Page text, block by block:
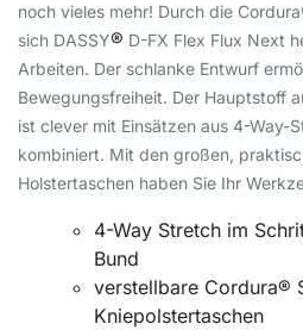
noch vieles mehr! Durch die
sich DASSY® D-FX Flex Flux Next
Arbeiten. Der schlanke Entwurf
Bewegungsfreiheit. Der Hauptstoff
ist clever mit Einsätzen aus 4-Way-
kombiniert. Mit den großen,
Holstertaschen haben Sie Ihr
4-Way Stretch im
Bund
verstellbare Cordura®
Kniepolstertaschen